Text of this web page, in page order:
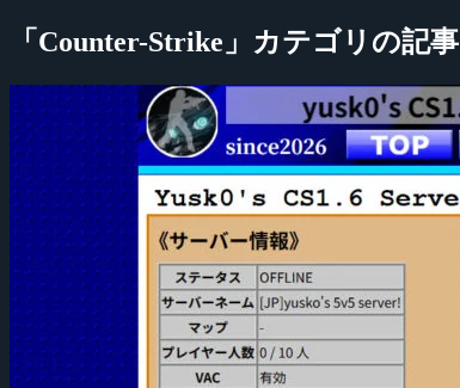
「Counter-Strike」カテゴリの記事